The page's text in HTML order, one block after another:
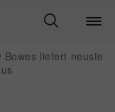
Bowes liefert neuste